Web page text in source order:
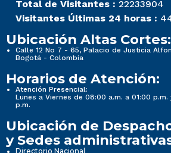
Total de Visitantes : 22233904
Visitantes Últimas 24 horas :
Ubicación Altas Cortes:
Calle 12 No 7 - 65, Palacio de Justicia
Bogotá - Colombia
Horarios de Atención:
Atención Presencial:
Lunes a Viernes de 08:00 a.m. a 01:00
p.m.
Ubicación de
y Sedes
Directorio Nacional